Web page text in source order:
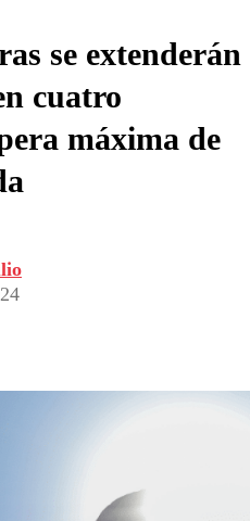
se extenderán
cuatro
máxima de